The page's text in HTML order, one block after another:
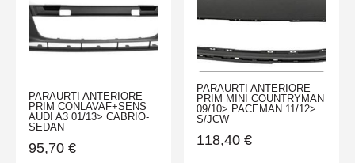
PARAURTI ANTERIORE
PRIM CONLAVAF+SENS
AUDI A3 01/13> CABRIO-
SEDAN
95,70 €
PARAURTI ANTERIORE
PRIM MINI COUNTRYMAN
09/10> PACEMAN 11/12>
S/JCW
118,40 €